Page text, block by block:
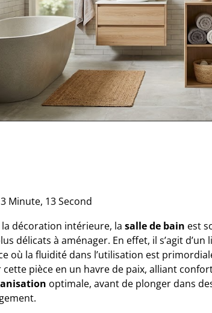
3 Minute, 13 Second
la décoration intérieure, la salle de bain est
délicats à aménager. En effet, il s’agit
où la fluidité dans l’utilisation est
pièce en un havre de paix, alliant
optimale, avant de plonger dans